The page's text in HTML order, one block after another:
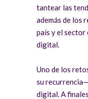
tantear las
además de los
país y el sector
digital.
Uno de los
su
digital. A